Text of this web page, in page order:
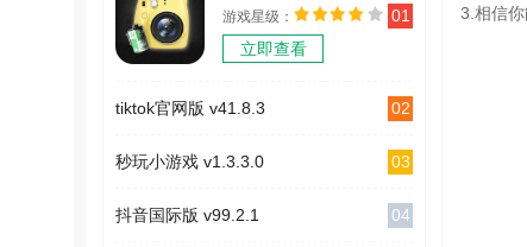
机 v2.2.2
游戏星级：
立即查看
01
tiktok官网版 v41.8.3 02
秒玩小游戏 v1.3.3.0 03
抖音国际版 v99.2.1 04
3.相信